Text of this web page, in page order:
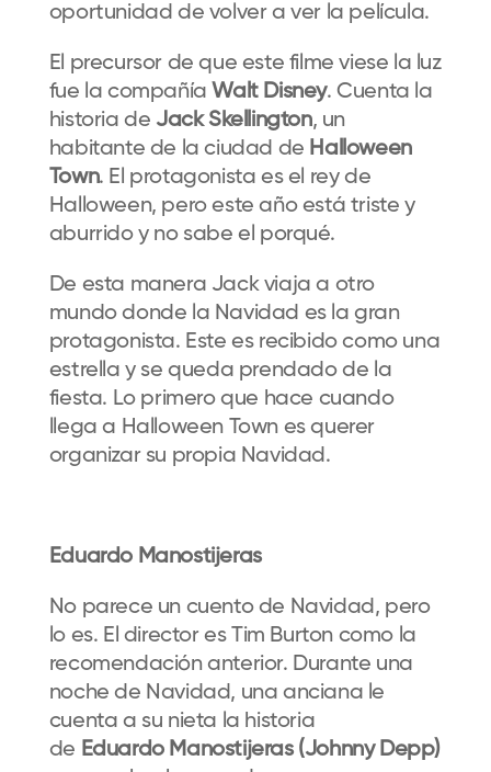
oportunidad de volver a ver la película.
El precursor de que este filme viese la luz
fue la compañía Walt Disney. Cuenta la
historia de Jack Skellington, un
habitante de la ciudad de Halloween
Town. El protagonista es el rey de
Halloween, pero este año está triste y
aburrido y no sabe el porqué.
De esta manera Jack viaja a otro
mundo donde la Navidad es la gran
protagonista. Este es recibido como una
estrella y se queda prendado de la
fiesta. Lo primero que hace cuando
llega a Halloween Town es querer
organizar su propia Navidad.
Eduardo Manostijeras
No parece un cuento de Navidad, pero
lo es. El director es Tim Burton como la
recomendación anterior. Durante una
noche de Navidad, una anciana le
cuenta a su nieta la historia
de Eduardo Manostijeras (Johnny Depp)